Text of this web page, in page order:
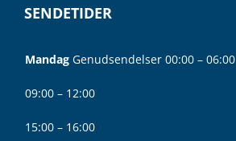
SENDETIDER
Mandag Genudsendelser 00:00 – 06:00
09:00 – 12:00
15:00 – 16:00